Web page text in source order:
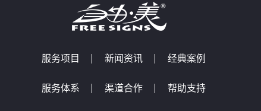
服务项目 新闻资讯 经典案例
服务体系 渠道合作 帮助支持